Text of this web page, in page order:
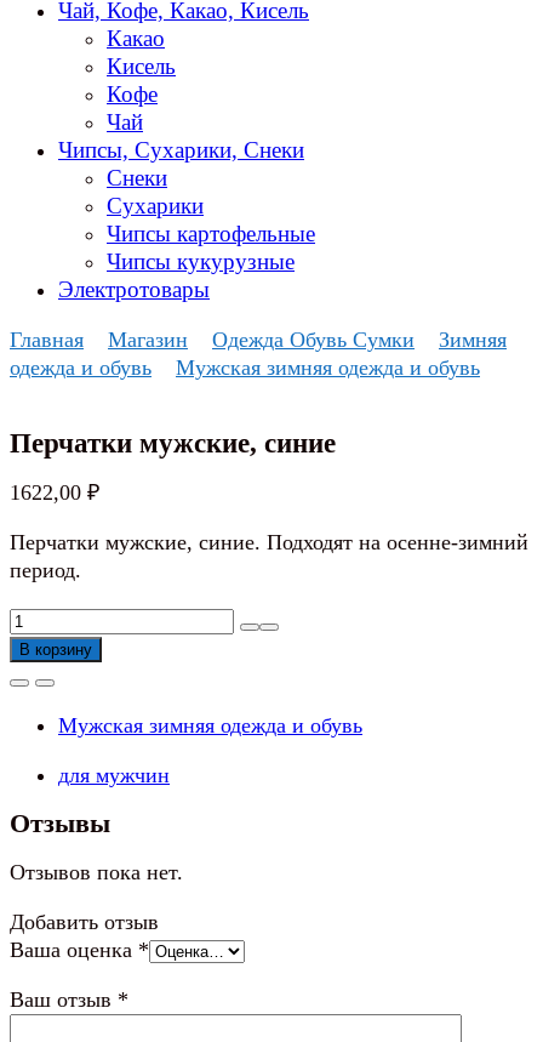
Чай, Кофе, Какао, Кисель
Какао
Кисель
Кофе
Чай
Чипсы, Сухарики, Снеки
Снеки
Сухарики
Чипсы картофельные
Чипсы кукурузные
Электротовары
Главная Магазин Одежда Обувь Сумки
Зимняя
одежда и обувь
Мужская зимняя одежда и обувь
Перчатки мужские, синие
1622,00 ₽
Перчатки мужские, синие. Подходят на осенне-зимний
период.
Количество
товара
Перчатки
синие
В корзину
Мужская зимняя одежда и обувь
для мужчин
Отзывы
Отзывов пока нет.
Добавить отзыв
Ваша оценка *
Ваш отзыв *